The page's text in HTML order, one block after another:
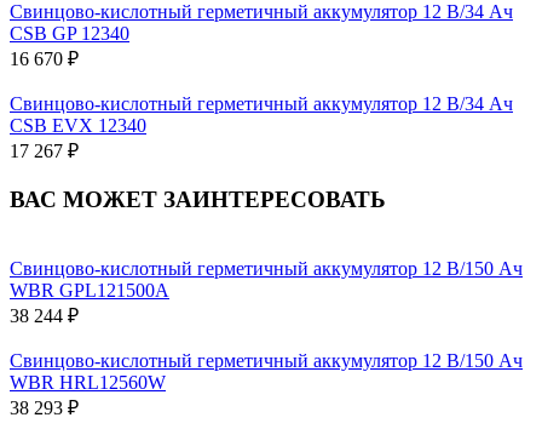
Свинцово-кислотный герметичный аккумулятор 12 В/34 Ач
CSB GP 12340
16 670 ₽
Свинцово-кислотный герметичный аккумулятор 12 В/34 Ач
CSB EVX 12340
17 267 ₽
ВАС МОЖЕТ ЗАИНТЕРЕСОВАТЬ
Свинцово-кислотный герметичный аккумулятор 12 В/150 Ач
WBR GPL121500A
38 244 ₽
Свинцово-кислотный герметичный аккумулятор 12 В/150 Ач
WBR HRL12560W
38 293 ₽